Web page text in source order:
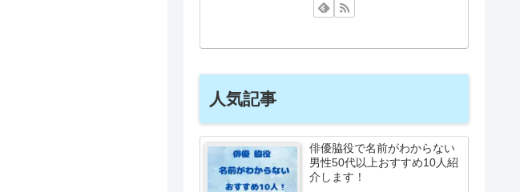
人気記事
俳優脇役で名前がわからない
男性50代以上おすすめ10人紹
介します！